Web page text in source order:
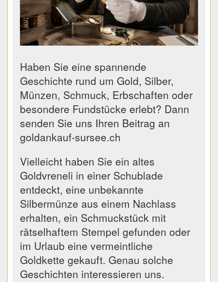
Haben Sie eine spannende
Geschichte rund um Gold, Silber,
Münzen, Schmuck, Erbschaften oder
besondere Fundstücke erlebt? Dann
senden Sie uns Ihren Beitrag an
goldankauf-sursee.ch
Vielleicht haben Sie ein altes
Goldvreneli in einer Schublade
entdeckt, eine unbekannte
Silbermünze aus einem Nachlass
erhalten, ein Schmuckstück mit
rätselhaftem Stempel gefunden oder
im Urlaub eine vermeintliche
Goldkette gekauft. Genau solche
Geschichten interessieren uns.